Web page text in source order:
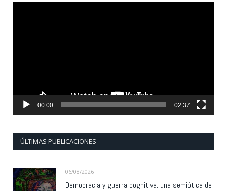
00:00 02:37
ÚLTIMAS PUBLICACIONES
06/08/2026
Democracia y guerra cognitiva: una semiótica de